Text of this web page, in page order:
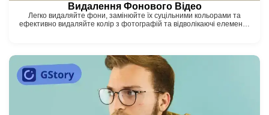
Видалення Фонового Відео
Легко видаляйте фони, замінюйте їх суцільними кольорами та
ефективно видаляйте колір з фотографій та відволікаючі елементи